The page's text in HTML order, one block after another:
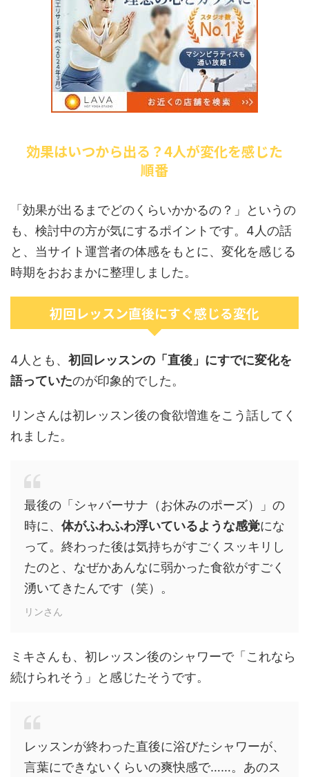
効果はいつから出る？4人が変化を感じた
順番
「効果が出るまでどのくらいかかるの？」というの
も、検討中の方が気にするポイントです。4人の話
と、当サイト運営者の体感をもとに、変化を感じる
時期をおおまかに整理しました。
初回レッスン直後にすぐ感じる変化
4人とも、 初回レッスンの「直後」にすでに変化を
語っていたのが印象的でした。
リンさんは初レッスン後の食欲増進をこう話してく
れました。
最後の「シャバーサナ（お休みのポーズ）」の
時に、 体がふわふわ浮いているような感覚にな
って。終わった後は気持ちがすごくスッキリし
たのと、なぜかあんなに弱かった食欲がすごく
湧いてきたんです（笑）。
リンさん
ミキさんも、初レッスン後のシャワーで「これなら
続けられそう」と感じたそうです。
レッスンが終わった直後に浴びたシャワーが、
言葉にできないくらいの爽快感で……。あのス